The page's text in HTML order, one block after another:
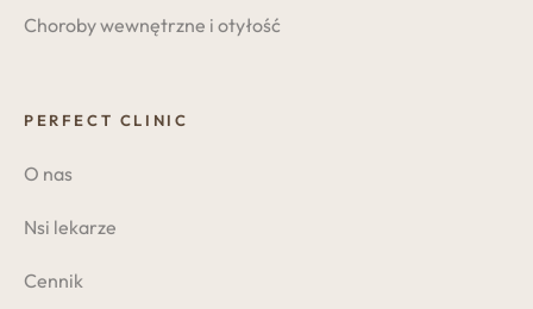
Choroby wewnętrzne i otyłość
PERFECT CLINIC
O nas
Nsi lekarze
Cennik